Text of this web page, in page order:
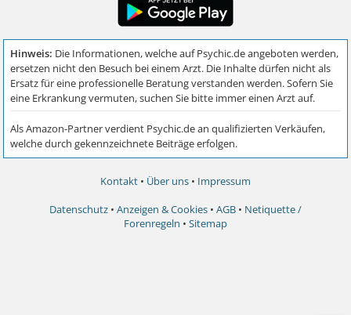
Kontakt • Über uns • Impressum
Datenschutz • Anzeigen & Cookies • AGB • Netiquette /
Forenregeln • Sitemap